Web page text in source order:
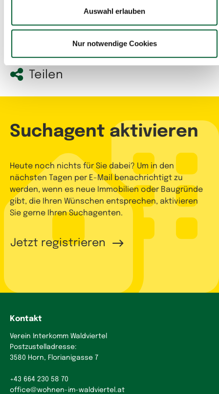
Auswahl erlauben
Nur notwendige Cookies
Hier gehts zu den
Teilen
Suchagent aktivieren
Heute noch nichts für Sie dabei? Um in den
nächsten Tagen per E-Mail benachrichtigt zu
werden, wenn es neue Immobilien oder Baugründe
gibt, die Ihren Wünschen entsprechen, aktivieren
Sie gerne Ihren Suchagenten.
Jetzt registrieren
Kontakt
Verein Interkomm Waldviertel
Postzustelladresse:
3580 Horn, Florianigasse 7
+43 664 230 58 70
office@wohnen-im-waldviertel.at